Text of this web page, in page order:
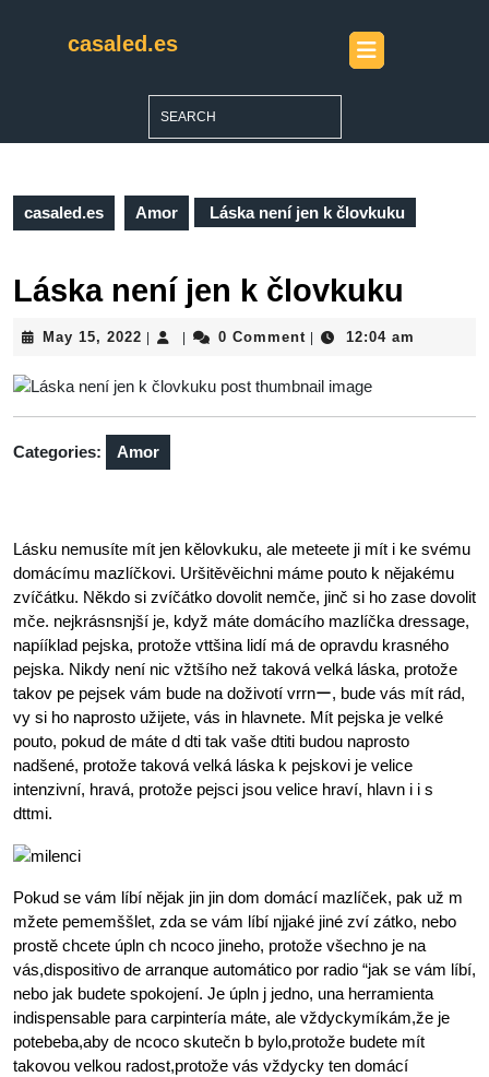
casaled.es
Open
Button
casaled.es Amor Láska není jen k človkuku
Láska není jen k človkuku
May 15, 2022 May
2022
0 Comment 12:04 am
Categories: Amor
Lásku nemusíte mít jen kělovkuku, ale meteete ji mít i ke svému
domácímu mazlíčkovi. Uršitěvěichni máme pouto k nějakému
zvíčátku. Někdo si zvíčátko dovolit nemče, jinč si ho zase dovolit
mče. nejkrásnsnjší je, když máte domácího mazlíčka dressage,
napííklad pejska, protože vttšina lidí má de opravdu krasného
pejska. Nikdy není nic vžtšího než taková velká láska, protože
takov pe pejsek vám bude na doživotí vrrnー, bude vás mít rád,
vy si ho naprosto užijete, vás in hlavnete. Mít pejska je velké
pouto, pokud de máte d dti tak vaše dtiti budou naprosto
nadšené, protože taková velká láska k pejskovi je velice
intenzivní, hravá, protože pejsci jsou velice hraví, hlavn i i s
dttmi.
Pokud se vám líbí nějak jin jin dom domácí mazlíček, pak už m
mžete pememššlet, zda se vám líbí njjaké jiné zví zátko, nebo
prostě chcete úpln ch ncoco jineho, protože všechno je na
vás,dispositivo de arranque automático por radio “jak se vám líbí,
nebo jak budete spokojení. Je úpln j jedno, una herramienta
indispensable para carpintería máte, ale vždyckymíkám,že je
potebeba,aby de ncoco skutečn b bylo,protože budete mít
takovou velkou radost,protože vás vždycky ten domácí